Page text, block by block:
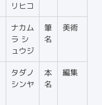
リヒコ
ナカム
ラ シ
ュウジ
筆
名
美術
タダノ
シンヤ
本
名
編集